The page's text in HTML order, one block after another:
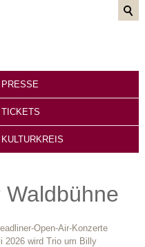
PRESSE
TICKETS
KULTURKREIS
Waldbühne
Open-Air-Konzerte
2026 wird Trio um Billy